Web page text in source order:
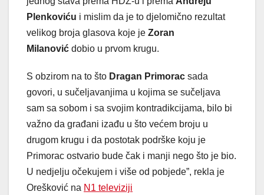
Plenkoviću i mislim da je to djelomično rezultat
velikog broja glasova koje je Zoran
Milanović dobio u prvom krugu.
S obzirom na to što Dragan Primorac sada
govori, u sučeljavanjima u kojima se sučeljava
sam sa sobom i sa svojim kontradikcijama, bilo bi
važno da građani izađu u što većem broju u
drugom krugu i da postotak podrške koju je
Primorac ostvario bude čak i manji nego što je bio.
U nedjelju očekujem i više od pobjede”, rekla je
Orešković na N1 televiziji